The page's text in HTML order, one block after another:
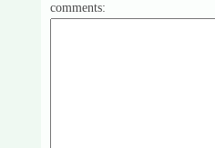
comments: